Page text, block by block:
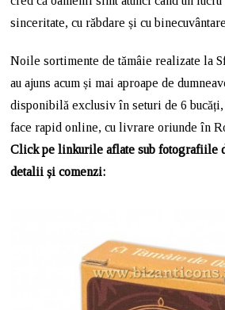
sinceritate, cu răbdare și cu
Noile sortimente de tămâie realizate la
au ajuns acum și mai aproape de
disponibilă exclusiv în seturi de 6
face rapid online, cu livrare oriunde în
Click pe linkurile aflate sub fotografiile
detalii și comenzi: